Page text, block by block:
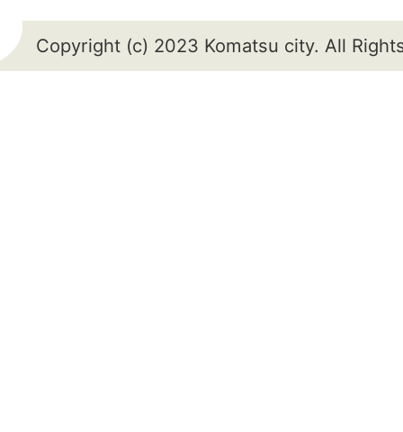
Copyright (c) 2023 Komatsu city. All